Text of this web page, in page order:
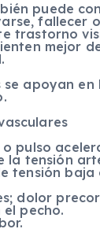
puede
fallecer
trastorno
mejor
se apoyan
pulso
la tensión
tensión baja
dolor
el pecho.